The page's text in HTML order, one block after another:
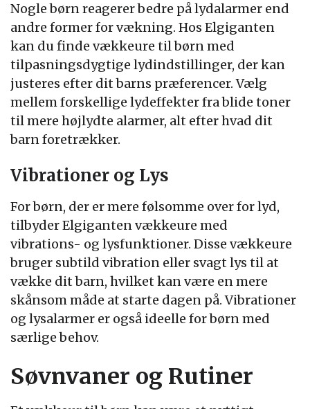
Nogle børn reagerer bedre på lydalarmer end
andre former for vækning. Hos Elgiganten
kan du finde vækkeure til børn med
tilpasningsdygtige lydindstillinger, der kan
justeres efter dit barns præferencer. Vælg
mellem forskellige lydeffekter fra blide toner
til mere højlydte alarmer, alt efter hvad dit
barn foretrækker.
Vibrationer og Lys
For børn, der er mere følsomme over for lyd,
tilbyder Elgiganten vækkeure med
vibrations- og lysfunktioner. Disse vækkeure
bruger subtild vibration eller svagt lys til at
vække dit barn, hvilket kan være en mere
skånsom måde at starte dagen på. Vibrationer
og lysalarmer er også ideelle for børn med
særlige behov.
Søvnvaner og Rutiner